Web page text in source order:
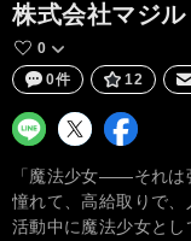
株式会社マジ
0
0件
12
「魔法少女――それは
憧れて、高給取りで
活動中に魔法少女と